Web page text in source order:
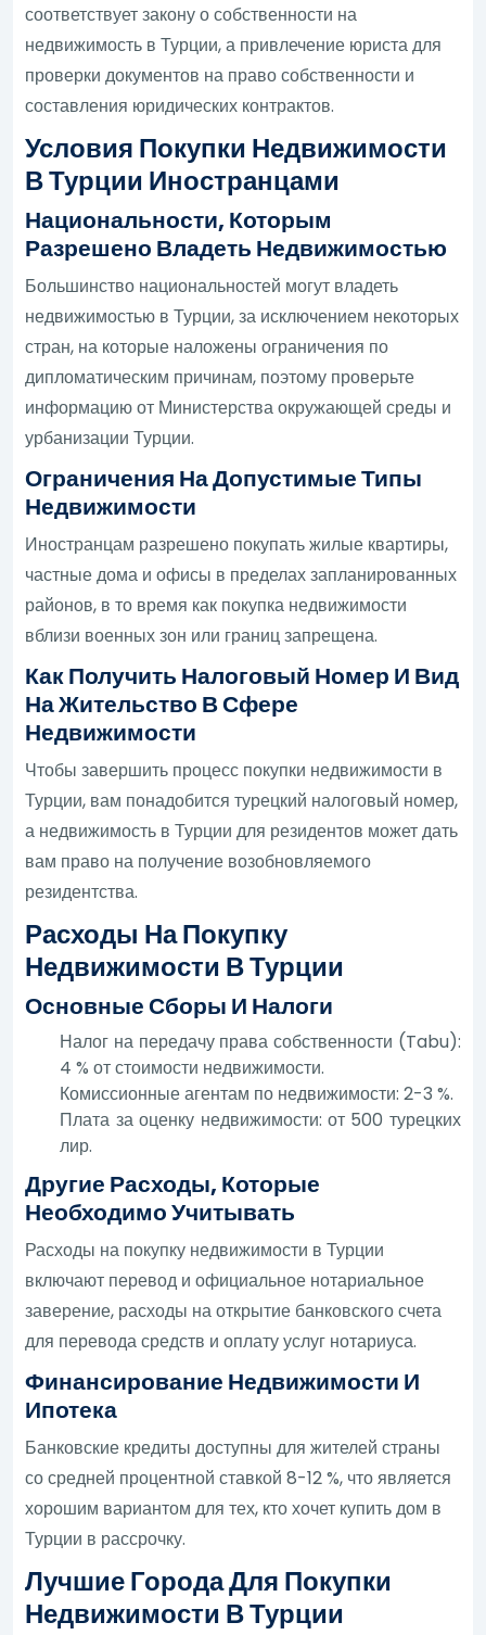
соответствует закону о собственности на
недвижимость в Турции, а привлечение юриста для
проверки документов на право собственности и
составления юридических контрактов.
Условия Покупки Недвижимости
В Турции Иностранцами
Национальности, Которым
Разрешено Владеть Недвижимостью
Большинство национальностей могут владеть
недвижимостью в Турции, за исключением некоторых
стран, на которые наложены ограничения по
дипломатическим причинам, поэтому проверьте
информацию от Министерства окружающей среды и
урбанизации Турции.
Ограничения На Допустимые Типы
Недвижимости
Иностранцам разрешено покупать жилые квартиры,
частные дома и офисы в пределах запланированных
районов, в то время как покупка недвижимости
вблизи военных зон или границ запрещена.
Как Получить Налоговый Номер И Вид
На Жительство В Сфере
Недвижимости
Чтобы завершить процесс покупки недвижимости в
Турции, вам понадобится турецкий налоговый номер,
а недвижимость в Турции для резидентов может дать
вам право на получение возобновляемого
резидентства.
Расходы На Покупку
Недвижимости В Турции
Основные Сборы И Налоги
Налог на передачу права собственности (Tabu):
4 % от стоимости недвижимости.
Комиссионные агентам по недвижимости: 2-3 %.
Плата за оценку недвижимости: от 500 турецких
лир.
Другие Расходы, Которые
Необходимо Учитывать
Расходы на покупку недвижимости в Турции
включают перевод и официальное нотариальное
заверение, расходы на открытие банковского счета
для перевода средств и оплату услуг нотариуса.
Финансирование Недвижимости И
Ипотека
Банковские кредиты доступны для жителей страны
со средней процентной ставкой 8-12 %, что является
хорошим вариантом для тех, кто хочет купить дом в
Турции в рассрочку.
Лучшие Города Для Покупки
Недвижимости В Турции